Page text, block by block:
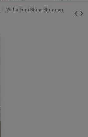
Wella Eimi Shine Shimmer